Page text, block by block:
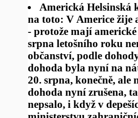
Americká Helsinská
na toto: V Americe žije
- protože mají
srpna letošního roku
občanství, podle
dohoda byla nyní na
20. srpna, konečně,
dohoda nyní zrušena,
nepsalo, i když v